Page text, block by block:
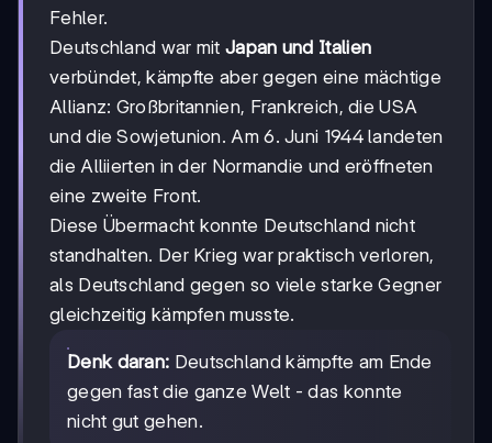
Fehler.
Deutschland war mit Japan und Italien
verbündet, kämpfte aber gegen eine mächtige
Allianz: Großbritannien, Frankreich, die USA
und die Sowjetunion. Am 6. Juni 1944 landeten
die Alliierten in der Normandie und eröffneten
eine zweite Front.
Diese Übermacht konnte Deutschland nicht
standhalten. Der Krieg war praktisch verloren,
als Deutschland gegen so viele starke Gegner
gleichzeitig kämpfen musste.
Denk daran: Deutschland kämpfte am Ende
gegen fast die ganze Welt - das konnte
nicht gut gehen.